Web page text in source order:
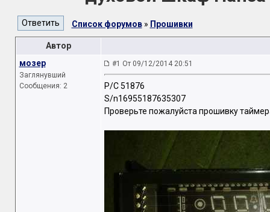
Список форумов» Прошивки
Автор
мозер
Заглянувший
Сообщения: 2
#1 От 09/12/2014 20:51
P/C 51876
S/n16955187635307
Проверьте пожалуйста прошивку